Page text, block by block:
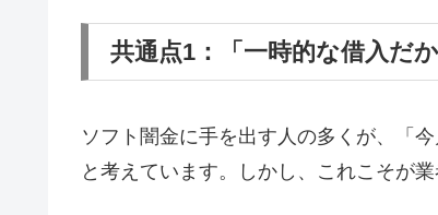
共通点1：「一時的な借入だ
ソフト闇金に手を出す人の多くが、「
と考えています。しかし、これこそが